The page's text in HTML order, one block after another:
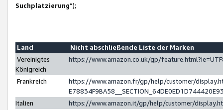
Suchplatzierung”);
Land
Nicht abschließende Liste der Marken
Vereinigtes
Königreich
https://www.amazon.co.uk/gp/
Frankreich
https://www.amazon.fr/gp/help/customer/
Italien
https://www.amazon.it/gp/help/customer/